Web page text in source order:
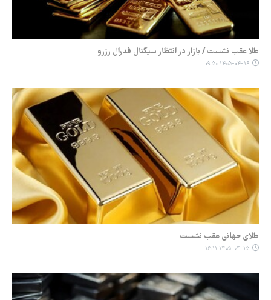
طلا عقب نشست / بازار در انتظار سیگنال فدرال رزرو
۱۴۰۵-۰۴-۱۶ ۰۹:۵۰
طلای جهانی عقب نشست
۱۴۰۵-۰۴-۱۵ ۱۶:۱۱